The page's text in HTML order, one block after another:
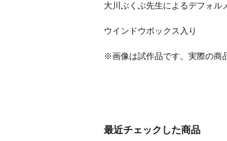
大川ぶくぶ先生によるデフォル
ウインドウボックス入り
※画像は試作品です。実際の商
最近チェックした商品